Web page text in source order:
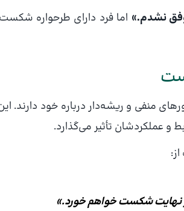
نشدم.» اما فرد دارای طرحواره
منفی و ریشه‌دار درباره خود دارند.
و عملکردشان تأثیر می‌گذارد.
نهایت شکست خواهم خورد.»